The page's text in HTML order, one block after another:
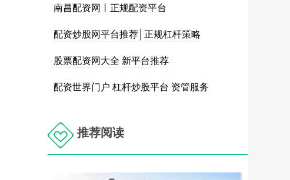
南昌配资网丨正规配资平台
配资炒股网平台推荐│正规杠杆策略
股票配资网大全 新平台推荐
配资世界门户 杠杆炒股平台 资管服务
推荐阅读